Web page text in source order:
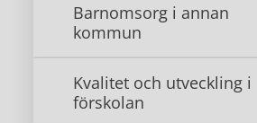
Barnomsorg i annan
kommun
Kvalitet och utveckling i
förskolan